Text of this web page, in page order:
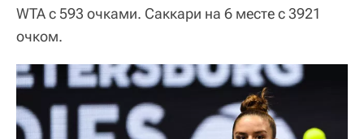
WTA с 593 очками. Саккари на 6 месте с 3921
очком.